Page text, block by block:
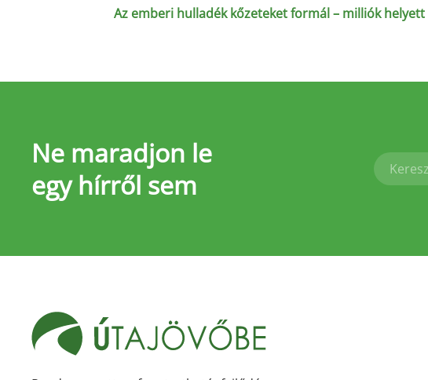
Az emberi hulladék kőzeteket formál – milliók
Ne maradjon le
egy hírről sem